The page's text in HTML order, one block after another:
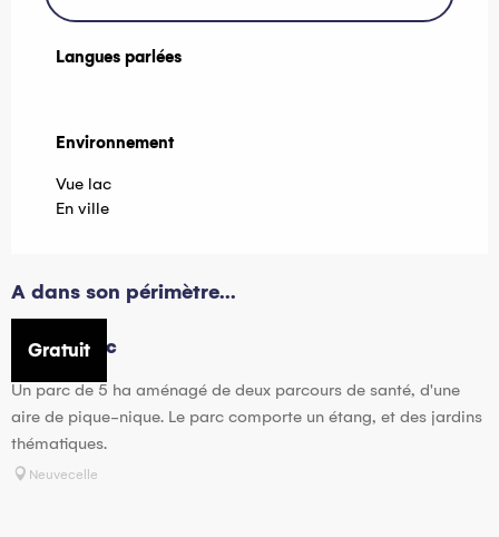
Langues parlées
Langues parlées
Environnement
Environnement
Vue lac
En ville
A dans son périmètre...
Gratuit
Parc public
Un parc de 5 ha aménagé de deux parcours de santé, d'une
aire de pique-nique. Le parc comporte un étang, et des jardins
thématiques.
Neuvecelle